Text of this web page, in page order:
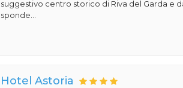
suggestivo centro storico di Riva del Garda e
sponde...
Hotel Astoria